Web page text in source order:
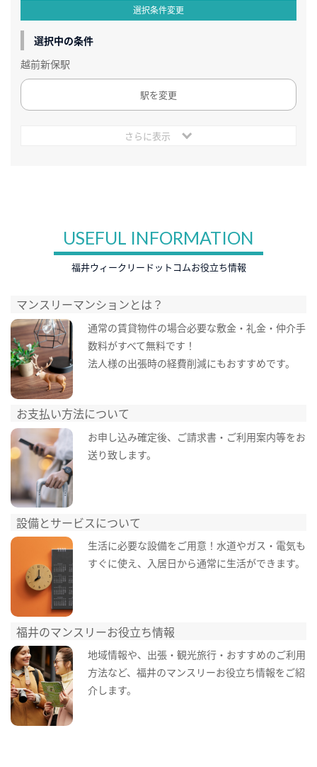
選択条件変更
選択中の条件
越前新保駅
駅を変更
さらに表示
USEFUL INFORMATION
福井ウィークリードットコムお役立ち情報
マンスリーマンションとは？
通常の賃貸物件の場合必要な敷金・礼金・仲介手
数料がすべて無料です！
法人様の出張時の経費削減にもおすすめです。
お支払い方法について
お申し込み確定後、ご請求書・ご利用案内等をお
送り致します。
設備とサービスについて
生活に必要な設備をご用意！水道やガス・電気も
すぐに使え、入居日から通常に生活ができます。
福井のマンスリーお役立ち情報
地域情報や、出張・観光旅行・おすすめのご利用
方法など、福井のマンスリーお役立ち情報をご紹
介します。